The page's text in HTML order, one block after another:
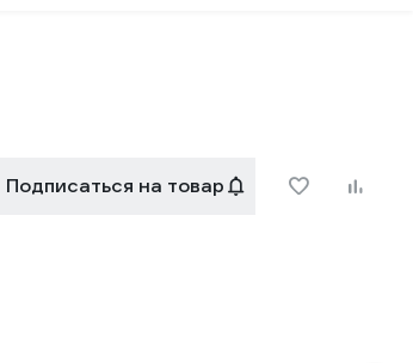
Подписаться на товар